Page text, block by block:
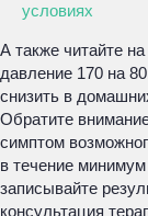
условиях
А также читайте
давление 170 на
снизить в
Обратите
симптом
в течение
записывайте
консультация